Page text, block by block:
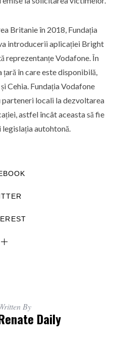
Britanie în 2018, Fundația
introducerii aplicației Bright
reprezentanțe Vodafone. În
în care este disponibilă,
Cehia. Fundația Vodafone
parteneri locali la dezvoltarea
astfel încât aceasta să fie
autohtonă.
By
Daily